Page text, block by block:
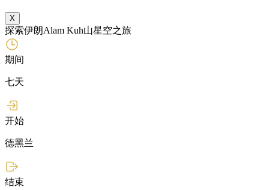
X
探索伊朗Alam Kuh山星空之旅
期间
七天
开始
德黑兰
结束